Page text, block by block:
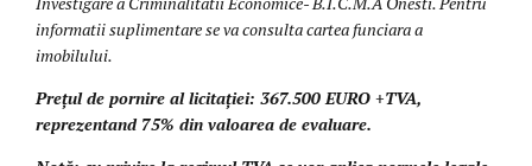
informatii suplimentare se va consulta cartea funciara a
imobilului.
Prețul de pornire al licitației: 367.500 EURO +TVA,
reprezentand 75% din valoarea de evaluare.